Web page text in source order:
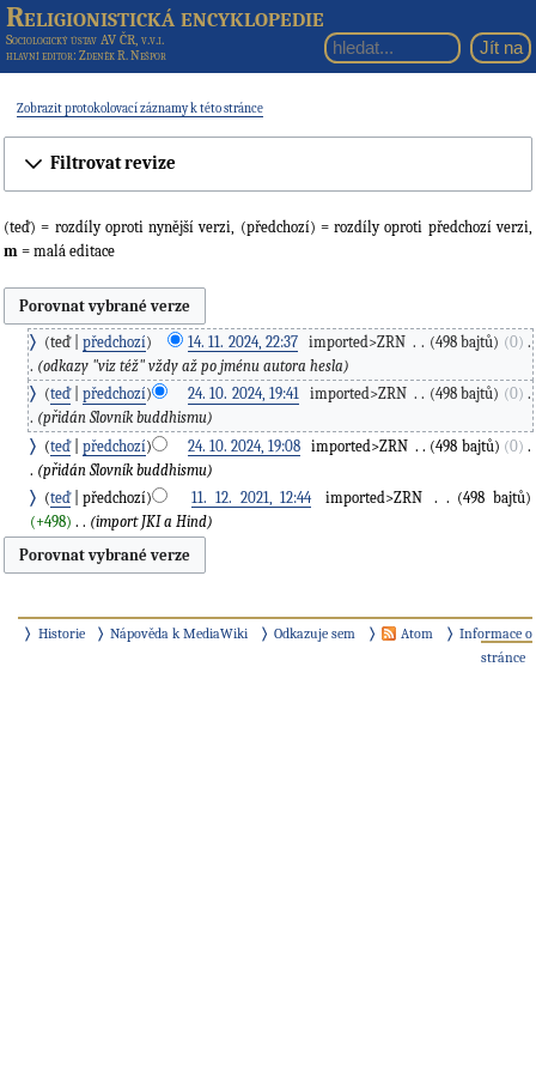
Religionistická encyklopedie
Sociologický ústav AV ČR, v.v.i.
hlavní editor: Zdeněk R. Nešpor
Zobrazit protokolovací záznamy k této stránce
Filtrovat revize
(teď) = rozdíly oproti nynější verzi, (předchozí) = rozdíly oproti předchozí verzi,
m = malá editace
teď předchozí 14. 11. 2024, 22:37 imported>ZRN ‎ 498 bajtů 0 ‎
odkazy "viz též" vždy až po jménu autora hesla
teď
předchozí 24. 10. 2024, 19:41 imported>ZRN 498 bajtů 0 ‎
přidán Slovník buddhismu
teď
předchozí 24. 10. 2024, 19:08 imported>ZRN 498 bajtů 0 ‎
přidán Slovník buddhismu
teď
předchozí 11. 12. 2021, 12:44‎ imported>ZRN
498 bajtů
+498 ‎ import JKI a Hind
Historie Nápověda k MediaWiki Odkazuje sem Atom
Informace o
stránce